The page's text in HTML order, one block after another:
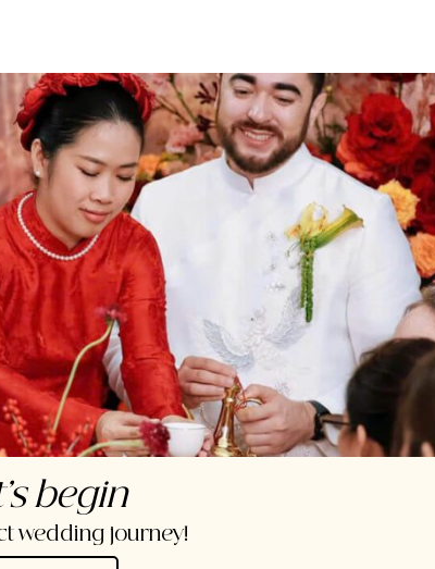
begin
wedding journey!